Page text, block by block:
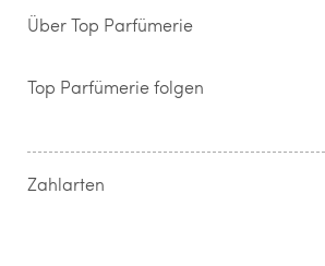
Über Top Parfümerie
Storefinder
Kontakt
Widerrufsrecht & Rückgabebedingungen
Top Parfümerie folgen
Zahlarten